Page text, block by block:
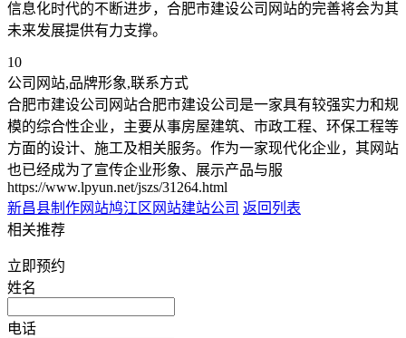
信息化时代的不断进步，合肥市建设公司网站的完善将会为其
未来发展提供有力支撑。
10
公司网站,品牌形象,联系方式
合肥市建设公司网站合肥市建设公司是一家具有较强实力和规
模的综合性企业，主要从事房屋建筑、市政工程、环保工程等
方面的设计、施工及相关服务。作为一家现代化企业，其网站
也已经成为了宣传企业形象、展示产品与服
https://www.lpyun.net/jszs/31264.html
新昌县制作网站鸠江区网站建站公司 返回列表
相关推荐
立即预约
姓名
电话